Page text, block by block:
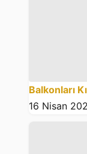
Balkonları
16 Nisan